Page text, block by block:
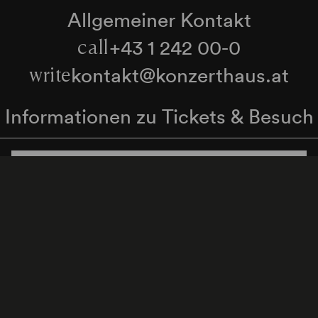
Allgemeiner Kontakt
call+43 1 242 00-0
writekontakt@konzerthaus.at
Informationen zu Tickets & Besuch